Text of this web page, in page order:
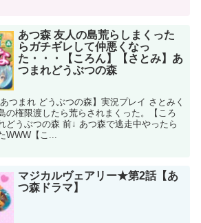
あつ森 友人の島荒らしまくった
らガチギレして仲悪くなっ
た・・・【ころん】【さとみ】あ
つまれどうぶつの森
つまれ どうぶつの森】実況プレイ さとみく
の権限渡したら荒らされまくった。【ころ
どうぶつの森 前↓ あつ森で逃走中やったら
WWW【こ...
マジカルヴェアリー★第2話【あ
つ森ドラマ】